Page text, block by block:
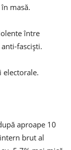
masă.
între
fasciști.
electorale.
aproape 10
brut al